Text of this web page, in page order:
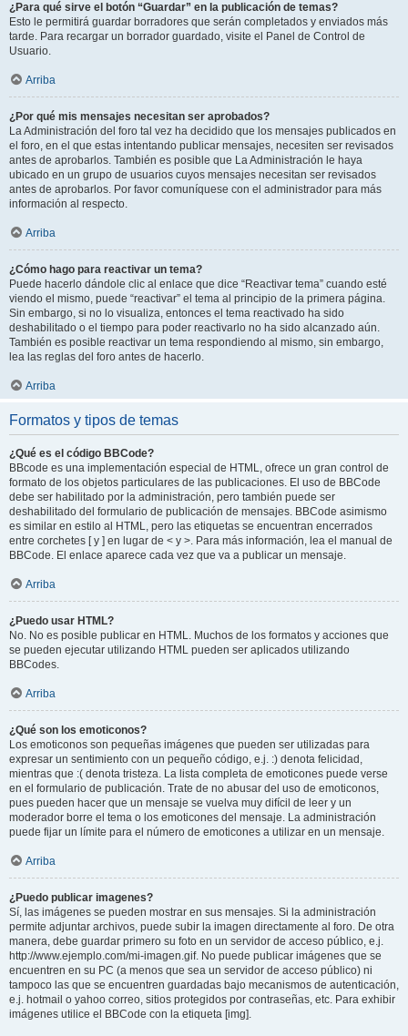
¿Para qué sirve el botón “Guardar” en la publicación de temas?
Esto le permitirá guardar borradores que serán completados y enviados más
tarde. Para recargar un borrador guardado, visite el Panel de Control de
Usuario.
Arriba
¿Por qué mis mensajes necesitan ser aprobados?
La Administración del foro tal vez ha decidido que los mensajes publicados en
el foro, en el que estas intentando publicar mensajes, necesiten ser revisados
antes de aprobarlos. También es posible que La Administración le haya
ubicado en un grupo de usuarios cuyos mensajes necesitan ser revisados
antes de aprobarlos. Por favor comuníquese con el administrador para más
información al respecto.
Arriba
¿Cómo hago para reactivar un tema?
Puede hacerlo dándole clic al enlace que dice “Reactivar tema” cuando esté
viendo el mismo, puede “reactivar” el tema al principio de la primera página.
Sin embargo, si no lo visualiza, entonces el tema reactivado ha sido
deshabilitado o el tiempo para poder reactivarlo no ha sido alcanzado aún.
También es posible reactivar un tema respondiendo al mismo, sin embargo,
lea las reglas del foro antes de hacerlo.
Arriba
Formatos y tipos de temas
¿Qué es el código BBCode?
BBcode es una implementación especial de HTML, ofrece un gran control de
formato de los objetos particulares de las publicaciones. El uso de BBCode
debe ser habilitado por la administración, pero también puede ser
deshabilitado del formulario de publicación de mensajes. BBCode asimismo
es similar en estilo al HTML, pero las etiquetas se encuentran encerrados
entre corchetes [ y ] en lugar de < y >. Para más información, lea el manual de
BBCode. El enlace aparece cada vez que va a publicar un mensaje.
Arriba
¿Puedo usar HTML?
No. No es posible publicar en HTML. Muchos de los formatos y acciones que
se pueden ejecutar utilizando HTML pueden ser aplicados utilizando
BBCodes.
Arriba
¿Qué son los emoticonos?
Los emoticonos son pequeñas imágenes que pueden ser utilizadas para
expresar un sentimiento con un pequeño código, e.j. :) denota felicidad,
mientras que :( denota tristeza. La lista completa de emoticones puede verse
en el formulario de publicación. Trate de no abusar del uso de emoticonos,
pues pueden hacer que un mensaje se vuelva muy difícil de leer y un
moderador borre el tema o los emoticones del mensaje. La administración
puede fijar un límite para el número de emoticones a utilizar en un mensaje.
Arriba
¿Puedo publicar imagenes?
Sí, las imágenes se pueden mostrar en sus mensajes. Si la administración
permite adjuntar archivos, puede subir la imagen directamente al foro. De otra
manera, debe guardar primero su foto en un servidor de acceso público, e.j.
http://www.ejemplo.com/mi-imagen.gif. No puede publicar imágenes que se
encuentren en su PC (a menos que sea un servidor de acceso público) ni
tampoco las que se encuentren guardadas bajo mecanismos de autenticación,
e.j. hotmail o yahoo correo, sitios protegidos por contraseñas, etc. Para exhibir
imágenes utilice el BBCode con la etiqueta [img].